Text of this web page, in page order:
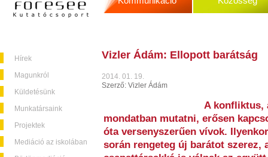
Hírek
Magunkról
Küldetésünk
Munkatársaink
Projektek
Mediáció az iskolában
Vizler Ádám: Ellopott barátság
2014. 01. 19.
Szerző: Vizler Ádám
A konfliktus,
mondatban mutatni, erősen
óta versenyszerűen vívok.
során rengeteg új barátot szerez,